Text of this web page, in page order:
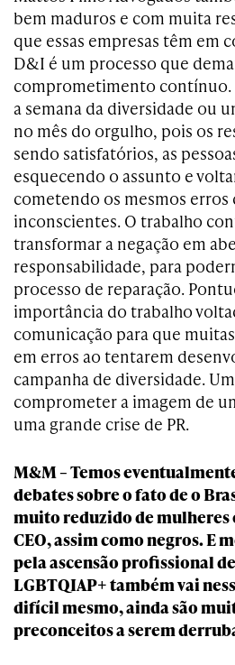
bem maduros e com muita
que essas empresas têm em
D&I é um processo que
comprometimento contínuo.
a semana da diversidade ou
no mês do orgulho, pois os
sendo satisfatórios, as
esquecendo o assunto e
cometendo os mesmos erros
inconscientes. O trabalho
transformar a negação em
responsabilidade, para
processo de reparação.
importância do trabalho
comunicação para que
em erros ao tentarem
campanha de diversidade.
comprometer a imagem de
uma grande crise de PR.
M&M – Temos
debates sobre o fato de o
muito reduzido de mulheres
CEO, assim como negros. E
pela ascensão profissional
LGBTQIAP+ também vai
difícil mesmo, ainda são
preconceitos a serem